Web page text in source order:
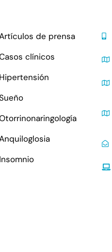
de prensa
clínicos
Hipertensión
Insomnio